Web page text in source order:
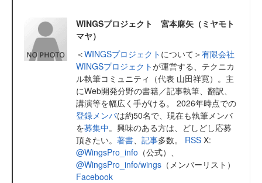
WINGSプロジェクト 宮本麻矢（ミヤモト
マヤ）
＜WINGSプロジェクト について＞有限会社
WINGSプロジェクトが運営する、テクニカ
ル執筆コミュニティ（代表 山田祥寛）。主
にWeb開発分野の書籍／記事執筆、翻訳、
講演等を幅広く手がける。 2026年時点での
登録メンバは約50名で、現在も執筆メンバ
を募集中。興味のある方は、どしどし応募
頂きたい。 著書 記事多数。 RSS X:
@WingsPro_info （公式）、
@WingsPro_info/wings （メンバーリスト）
Facebook